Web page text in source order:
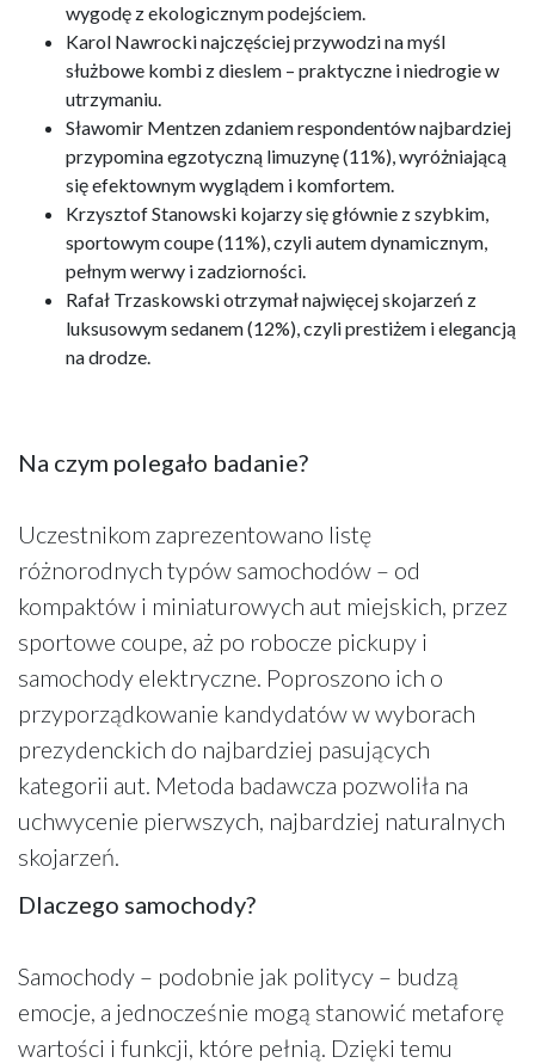
wygodę z ekologicznym podejściem.
Karol Nawrocki najczęściej przywodzi na myśl
służbowe kombi z dieslem – praktyczne i niedrogie w
utrzymaniu.
Sławomir Mentzen zdaniem respondentów najbardziej
przypomina egzotyczną limuzynę (11%), wyróżniającą
się efektownym wyglądem i komfortem.
Krzysztof Stanowski kojarzy się głównie z szybkim,
sportowym coupe (11%), czyli autem dynamicznym,
pełnym werwy i zadziorności.
Rafał Trzaskowski otrzymał najwięcej skojarzeń z
luksusowym sedanem (12%), czyli prestiżem i elegancją
na drodze.
Na czym polegało badanie?
Uczestnikom zaprezentowano listę
różnorodnych typów samochodów – od
kompaktów i miniaturowych aut miejskich, przez
sportowe coupe, aż po robocze pickupy i
samochody elektryczne. Poproszono ich o
przyporządkowanie kandydatów w wyborach
prezydenckich do najbardziej pasujących
kategorii aut. Metoda badawcza pozwoliła na
uchwycenie pierwszych, najbardziej naturalnych
skojarzeń.
Dlaczego samochody?
Samochody – podobnie jak politycy – budzą
emocje, a jednocześnie mogą stanowić metaforę
wartości i funkcji, które pełnią. Dzięki temu